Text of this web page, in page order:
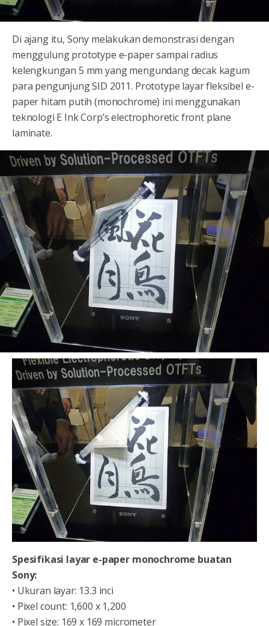
Di ajang itu, Sony melakukan demonstrasi dengan
menggulung prototype e-paper sampai radius
kelengkungan 5 mm yang mengundang decak kagum
para pengunjung SID 2011. Prototype layar fleksibel e-
paper hitam putih (monochrome) ini menggunakan
teknologi E Ink Corp’s electrophoretic front plane
laminate.
Spesifikasi layar e-paper monochrome buatan
Sony:
• Ukuran layar: 13.3 inci
• Pixel count: 1,600 x 1,200
• Pixel size: 169 x 169 micrometer